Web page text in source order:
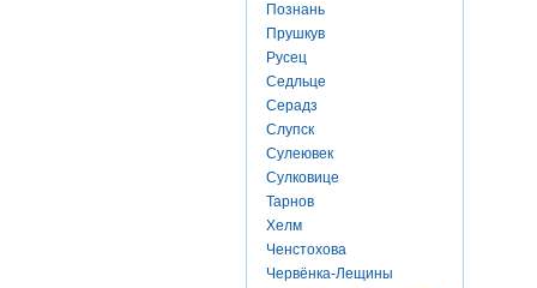
Познань
Прушкув
Русец
Седльце
Серадз
Слупск
Сулеювек
Сулковице
Тарнов
Хелм
Ченстохова
Червёнка-Лещины